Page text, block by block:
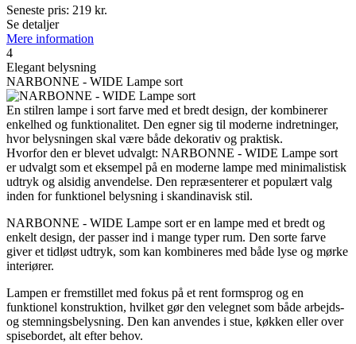
Seneste pris: 219 kr.
Se detaljer
Mere information
4
Elegant belysning
NARBONNE - WIDE Lampe sort
En stilren lampe i sort farve med et bredt design, der kombinerer
enkelhed og funktionalitet. Den egner sig til moderne indretninger,
hvor belysningen skal være både dekorativ og praktisk.
Hvorfor den er blevet udvalgt: NARBONNE - WIDE Lampe sort
er udvalgt som et eksempel på en moderne lampe med minimalistisk
udtryk og alsidig anvendelse. Den repræsenterer et populært valg
inden for funktionel belysning i skandinavisk stil.
NARBONNE - WIDE Lampe sort er en lampe med et bredt og
enkelt design, der passer ind i mange typer rum. Den sorte farve
giver et tidløst udtryk, som kan kombineres med både lyse og mørke
interiører.
Lampen er fremstillet med fokus på et rent formsprog og en
funktionel konstruktion, hvilket gør den velegnet som både arbejds-
og stemningsbelysning. Den kan anvendes i stue, køkken eller over
spisebordet, alt efter behov.